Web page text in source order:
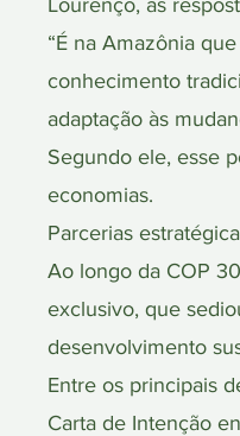
Lourenço, as
“É na Amazônia
conhecimento
adaptação às
Segundo ele, esse
economias.
Parcerias
Ao longo da COP
exclusivo, que
desenvolvimento
Entre os principais
Carta de Intenção